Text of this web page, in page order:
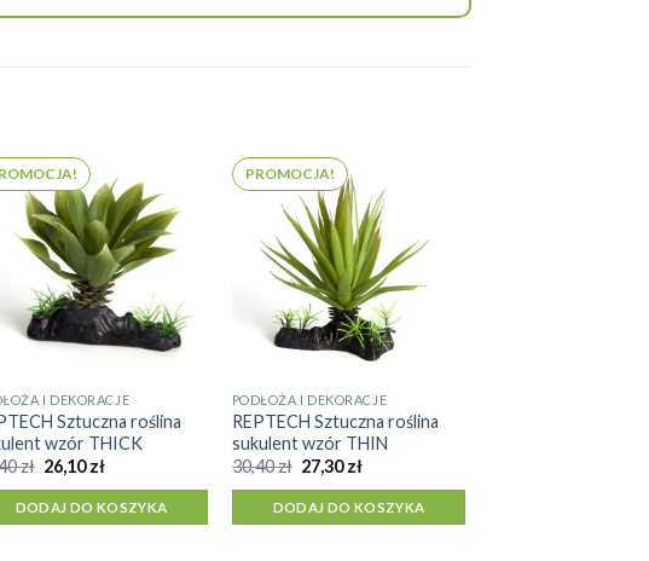
I DEKORACJE
Sztuczna roślina
wzór THICK
zł Pierwotna
cena
wynosiła:
30,40 zł.
26,10złAktualna
wynosi:
26,10 zł.
DODAJ DO KOSZYKA
PROMOCJA!
PODŁOŻA I DEKORACJE
REPTECH Sztuczna roślina
sukulent wzór THIN
30,40zł Pierwotna
cena
wynosiła:
30,40 zł.
27,30złAktualna
wynosi:
27,30 zł.
DODAJ DO KOSZYKA